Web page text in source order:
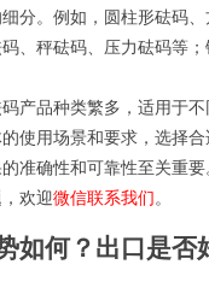
分。例如，圆柱形砝码
、秤砝码、压力砝码等
产品种类繁多，适用于
使用场景和要求，选择
准确性和可靠性至关重要
欢迎微信联系我们。
如何？出口是否